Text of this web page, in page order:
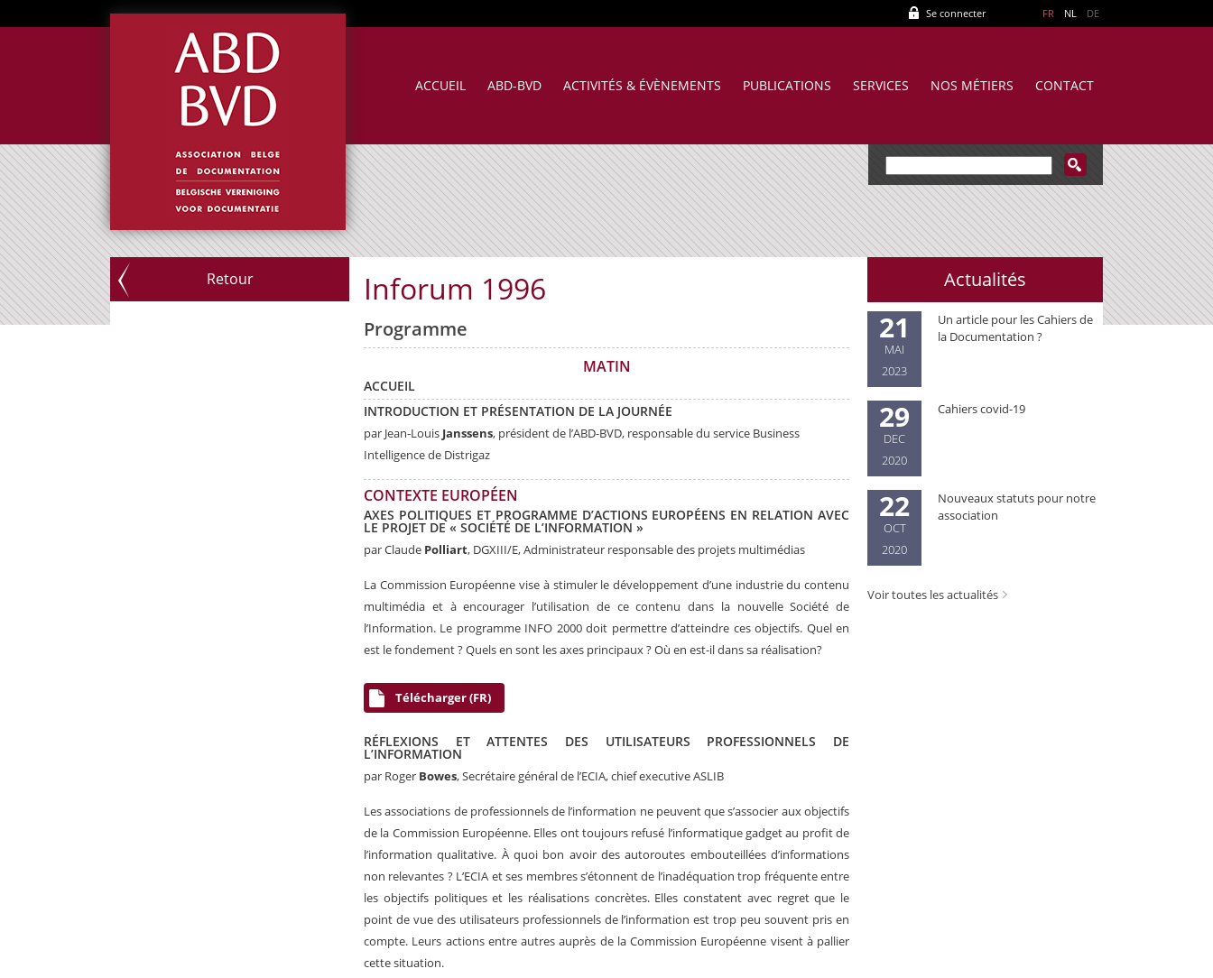
Se connecter FR NL DE
ACCUEIL ABD-BVD ACTIVITÉS & ÉVÈNEMENTS PUBLICATIONS SERVICES NOS MÉTIERS CONTACT
Retour Inforum 1996
Programme
MATIN
ACCUEIL
INTRODUCTION ET PRÉSENTATION DE LA JOURNÉE
par Jean-Louis Janssens, président de l’ABD-BVD, responsable du service Business
Intelligence de Distrigaz
CONTEXTE EUROPÉEN
AXES POLITIQUES ET PROGRAMME D’ACTIONS EUROPÉENS EN RELATION AVEC
LE PROJET DE « SOCIÉTÉ DE L’INFORMATION »
par Claude Polliart, DGXIII/E, Administrateur responsable des projets multimédias
La Commission Européenne vise à stimuler le développement d’une industrie du contenu
multimédia et à encourager l’utilisation de ce contenu dans la nouvelle Société de
l’Information. Le programme INFO 2000 doit permettre d’atteindre ces objectifs. Quel en
est le fondement ? Quels en sont les axes principaux ? Où en est-il dans sa réalisation?
Télécharger (FR)
RÉFLEXIONS ET ATTENTES DES UTILISATEURS PROFESSIONNELS DE
L’INFORMATION
par Roger Bowes, Secrétaire général de l’ECIA, chief executive ASLIB
Les associations de professionnels de l’information ne peuvent que s’associer aux objectifs
de la Commission Européenne. Elles ont toujours refusé l’informatique gadget au profit de
l’information qualitative. À quoi bon avoir des autoroutes embouteillées d’informations
non relevantes ? L’ECIA et ses membres s’étonnent de l’inadéquation trop fréquente entre
les objectifs politiques et les réalisations concrètes. Elles constatent avec regret que le
point de vue des utilisateurs professionnels de l’information est trop peu souvent pris en
compte. Leurs actions entre autres auprès de la Commission Européenne visent à pallier
cette situation.
Actualités
21
MAI
2023
Un article pour les Cahiers de
la Documentation ?
29
DEC
2020
Cahiers covid-19
22
OCT
2020
Nouveaux statuts pour notre
association
Voir toutes les actualités